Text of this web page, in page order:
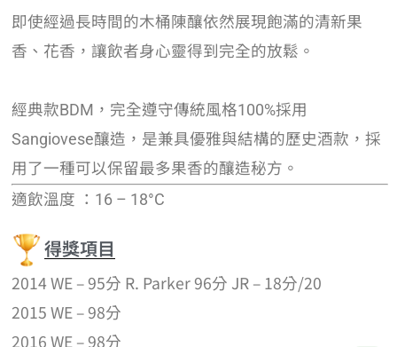
即使經過長時間的木桶陳釀依然展現飽滿的清新果
香、花香，讓飲者身心靈得到完全的放鬆。
經典款BDM，完全遵守傳統風格100%採用
Sangiovese釀造，是兼具優雅與結構的歷史酒款，採
用了一種可以保留最多果香的釀造秘方。
適飲溫度 ：16 – 18°C
得獎項目
2014 WE – 95分 R. Parker 96分 JR – 18分/20
2015 WE – 98分
2016 WE – 98分